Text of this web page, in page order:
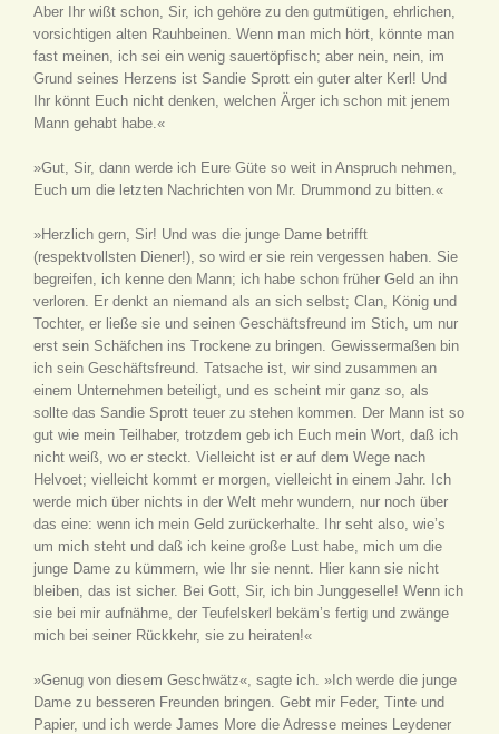
Aber Ihr wißt schon, Sir, ich gehöre zu den gutmütigen, ehrlichen,
vorsichtigen alten Rauhbeinen. Wenn man mich hört, könnte man
fast meinen, ich sei ein wenig sauertöpfisch; aber nein, nein, im
Grund seines Herzens ist Sandie Sprott ein guter alter Kerl! Und
Ihr könnt Euch nicht denken, welchen Ärger ich schon mit jenem
Mann gehabt habe.«
»Gut, Sir, dann werde ich Eure Güte so weit in Anspruch nehmen,
Euch um die letzten Nachrichten von Mr. Drummond zu bitten.«
»Herzlich gern, Sir! Und was die junge Dame betrifft
(respektvollsten Diener!), so wird er sie rein vergessen haben. Sie
begreifen, ich kenne den Mann; ich habe schon früher Geld an ihn
verloren. Er denkt an niemand als an sich selbst; Clan, König und
Tochter, er ließe sie und seinen Geschäftsfreund im Stich, um nur
erst sein Schäfchen ins Trockene zu bringen. Gewissermaßen bin
ich sein Geschäftsfreund. Tatsache ist, wir sind zusammen an
einem Unternehmen beteiligt, und es scheint mir ganz so, als
sollte das Sandie Sprott teuer zu stehen kommen. Der Mann ist so
gut wie mein Teilhaber, trotzdem geb ich Euch mein Wort, daß ich
nicht weiß, wo er steckt. Vielleicht ist er auf dem Wege nach
Helvoet; vielleicht kommt er morgen, vielleicht in einem Jahr. Ich
werde mich über nichts in der Welt mehr wundern, nur noch über
das eine: wenn ich mein Geld zurückerhalte. Ihr seht also, wie’s
um mich steht und daß ich keine große Lust habe, mich um die
junge Dame zu kümmern, wie Ihr sie nennt. Hier kann sie nicht
bleiben, das ist sicher. Bei Gott, Sir, ich bin Junggeselle! Wenn ich
sie bei mir aufnähme, der Teufelskerl bekäm’s fertig und zwänge
mich bei seiner Rückkehr, sie zu heiraten!«
»Genug von diesem Geschwätz«, sagte ich. »Ich werde die junge
Dame zu besseren Freunden bringen. Gebt mir Feder, Tinte und
Papier, und ich werde James More die Adresse meines Leydener